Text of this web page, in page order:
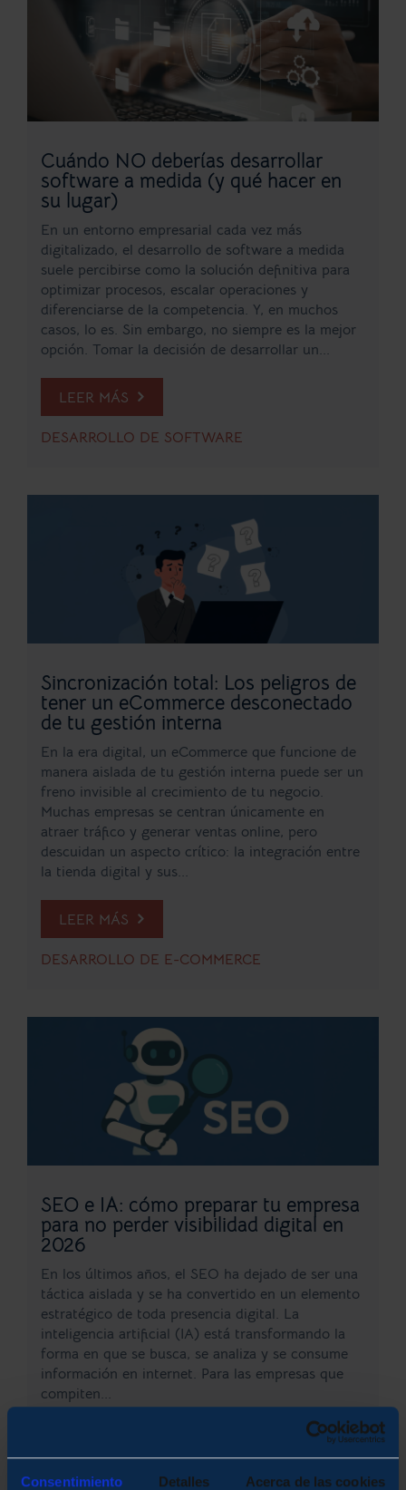
Consentimiento Detalles Acerca de las cookies
Cuándo NO deberías desarrollar
software a medida (y qué hacer en
su lugar)
En un entorno empresarial cada vez más
digitalizado, el desarrollo de software a medida
suele percibirse como la solución definitiva para
optimizar procesos, escalar operaciones y
diferenciarse de la competencia. Y, en muchos
casos, lo es. Sin embargo, no siempre es la mejor
opción. Tomar la decisión de desarrollar un...
LEER MÁS
DESARROLLO DE SOFTWARE
Sincronización total: Los peligros de
tener un eCommerce desconectado
de tu gestión interna
En la era digital, un eCommerce que funcione de
manera aislada de tu gestión interna puede ser un
freno invisible al crecimiento de tu negocio.
Muchas empresas se centran únicamente en
atraer tráfico y generar ventas online, pero
descuidan un aspecto crítico: la integración entre
la tienda digital y sus...
LEER MÁS
DESARROLLO DE E-COMMERCE
SEO e IA: cómo preparar tu empresa
para no perder visibilidad digital en
2026
En los últimos años, el SEO ha dejado de ser una
táctica aislada y se ha convertido en un elemento
estratégico de toda presencia digital. La
inteligencia artificial (IA) está transformando la
forma en que se busca, se analiza y se consume
información en internet. Para las empresas que
compiten...
ACTUALIDAD